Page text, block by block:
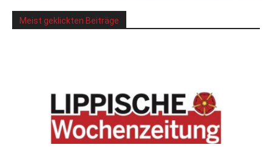
Meist geklickten Beiträge